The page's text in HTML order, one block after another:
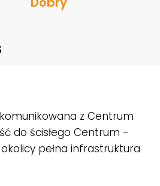
z Centrum
do ścisłego Centrum -
pełna infrastruktura